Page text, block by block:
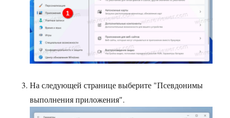
На следующей странице выберите "Псевдонимы
выполнения приложения".